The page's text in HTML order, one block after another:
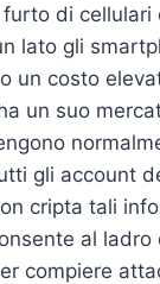
di cellulari
lato gli
un costo
un suo
gli account
cripta tali
al
compiere